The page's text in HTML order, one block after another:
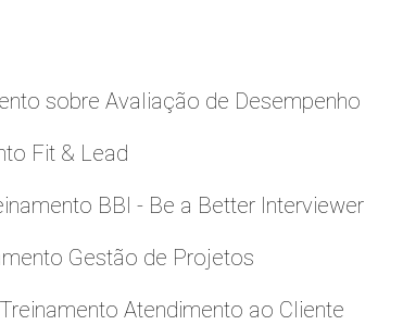
sobre Avaliação de Desempenho
Fit & Lead
BBI - Be a Better Interviewer
Gestão de Projetos
Atendimento ao Cliente